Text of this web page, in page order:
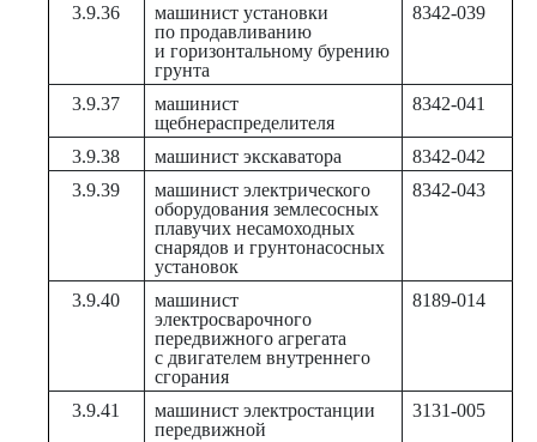
3.9.36
машинист установки
по продавливанию
и горизонтальному бурению
грунта
8342-039
3.9.37
машинист
щебнераспределителя
8342-041
3.9.38 машинист экскаватора
8342-042
3.9.39
машинист электрического
оборудования землесосных
плавучих несамоходных
снарядов и грунтонасосных
установок
8342-043
3.9.40
машинист
электросварочного
передвижного агрегата
с двигателем внутреннего
сгорания
8189-014
3.9.41
машинист электростанции
передвижной
3131-005